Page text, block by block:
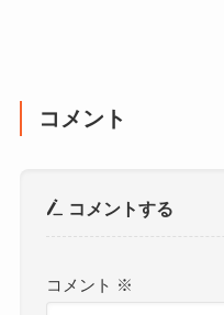
コメント
コメントする
コメント ※